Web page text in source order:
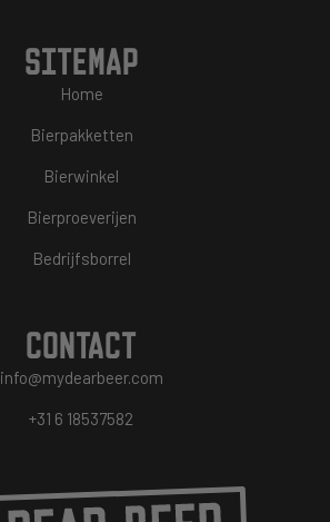
SITEMAP
Home
Bierpakketten
Bierwinkel
Bierproeverijen
Bedrijfsborrel
CONTACT
info@mydearbeer.com
+31 6 18537582